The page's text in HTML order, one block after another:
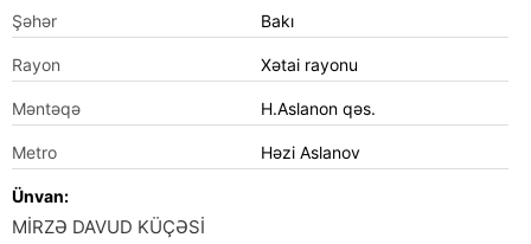
Şəhər Bakı
Rayon Xətai rayonu
Məntəqə H.Aslanon qəs.
Metro Həzi Aslanov
Ünvan:
MİRZƏ DAVUD KÜÇƏSİ